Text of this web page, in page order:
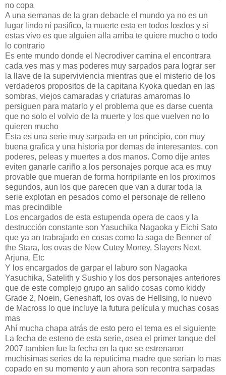
no copa
A una semanas de la gran debacle el mundo ya no es un
lugar lindo ni pasifico, la muerte esta en todos losdos y si
estas vivo es que alguien alla arriba te quiere mucho o todo
lo contrario
Es ente mundo donde el Necrodiver camina el encontrara
cada ves mas y mas poderes muy sarpados para lograr ser
la llave de la superviviencia mientras que el misterio de los
verdaderos propositos de la capitana Kyoka quedan en las
sombras, viejos camaradas y criaturas amaromas lo
persiguen para matarlo y el problema que es darse cuenta
que no solo el volvio de la muerte y los que vuelven no lo
quieren mucho
Esta es una serie muy sarpada en un principio, con muy
buena grafica y una historia por demas de interesantes, con
poderes, peleas y muertes a dos manos. Como dije antes
eviten ganarle cariño a los personajes porque aca es muy
provable que mueran de forma horripilante en los proximos
segundos, aun los que parecen que van a durar toda la
serie explotan en pesados como el personaje de relleno
mas precindible
Los encargados de esta estupenda opera de caos y la
destrucción constante son Yasuchika Nagaoka y Eichi Sato
que ya an trabrajado en cosas como la saga de Benner of
the Stara, los ovas de New Cutey Money, Slayers Next,
Arjuna, Etc
Y los encargados de garpar el laburo son Nagaoka
Yasuchika, Satelith y Sushio y los dos personajes anteriores
que de este complejo grupo an salido cosas como kiddy
Grade 2, Noein, Geneshaft, los ovas de Hellsing, lo nuevo
de Macross lo que incluye la futura película y muchas cosas
mas
Ahí mucha chapa atrás de esto pero el tema es el siguiente
La fecha de esteno de esta serie, osea el primer tanque del
2007 tambien fue la fecha en la que se estrenaron
muchisimas series de la reputicima madre que serian lo mas
copado en su momento y aun ahora son recontra sarpadas